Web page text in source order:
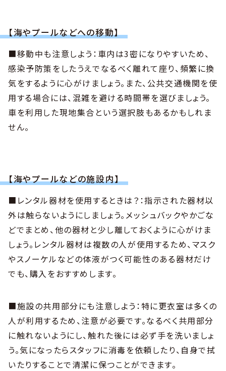
【海やプールなどへの移動】
■移動中も注意しよう：車内は3密になりやすいため、
感染予防策をしたうえでなるべく離れて座り、頻繁に換
気をするように心がけましょう。また、公共交通機関を使
用する場合には、混雑を避ける時間帯を選びましょう。
車を利用した現地集合という選択肢もあるかもしれま
せん。
【海やプールなどの施設内】
■レンタル器材を使用するときは？：指示された器材以
外は触らないようにしましょう。メッシュバックやかごな
どでまとめ、他の器材と少し離しておくように心がけま
しょう。レンタル器材は複数の人が使用するため、マスク
やスノーケルなどの体液がつく可能性のある器材だけ
でも、購入をおすすめします。
■施設の共用部分にも注意しよう：特に更衣室は多くの
人が利用するため、注意が必要です。なるべく共用部分
に触れないようにし、触れた後には必ず手を洗いましょ
う。気になったらスタッフに消毒を依頼したり、自身で拭
いたりすることで清潔に保つことができます。